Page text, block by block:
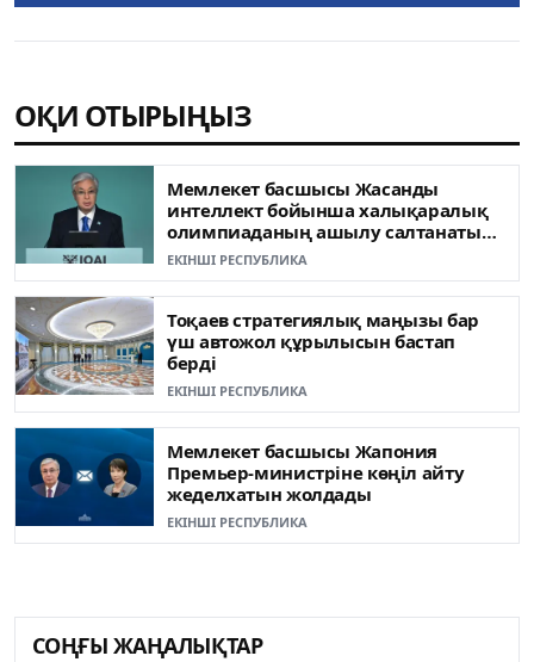
ОҚИ ОТЫРЫҢЫЗ
Мемлекет басшысы Жасанды
интеллект бойынша халықаралық
олимпиаданың ашылу салтанатына
қатысты
ЕКІНШІ РЕСПУБЛИКА
Тоқаев стратегиялық маңызы бар
үш автожол құрылысын бастап
берді
ЕКІНШІ РЕСПУБЛИКА
Мемлекет басшысы Жапония
Премьер-министріне көңіл айту
жеделхатын жолдады
ЕКІНШІ РЕСПУБЛИКА
СОҢҒЫ ЖАҢАЛЫҚТАР